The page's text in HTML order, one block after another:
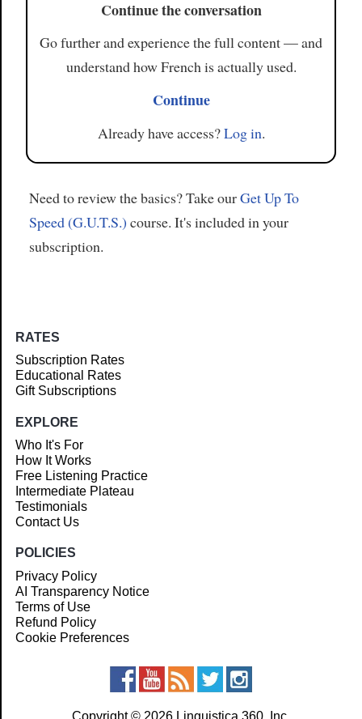
Continue the conversation
Go further and experience the full content — and
understand how French is actually used.
Continue
Already have access?Log in.
Need to review the basics? Take ourGet Up To
Speed (G.U.T.S.) course. It's included in your
subscription.
RATES
Subscription Rates
Educational Rates
Gift Subscriptions
EXPLORE
Who It's For
How It Works
Free Listening Practice
Intermediate Plateau
Testimonials
Contact Us
POLICIES
Privacy Policy
AI Transparency Notice
Terms of Use
Refund Policy
Cookie Preferences
Copyright © 2026 Linguistica 360, Inc.